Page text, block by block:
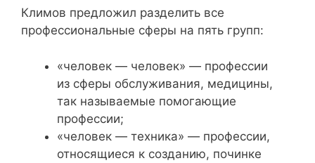
Климов предложил разделить все
профессиональные сферы на пять групп:
«человек — человек» — профессии
из сферы обслуживания, медицины,
так называемые помогающие
профессии;
«человек — техника» — профессии,
относящиеся к созданию, починке